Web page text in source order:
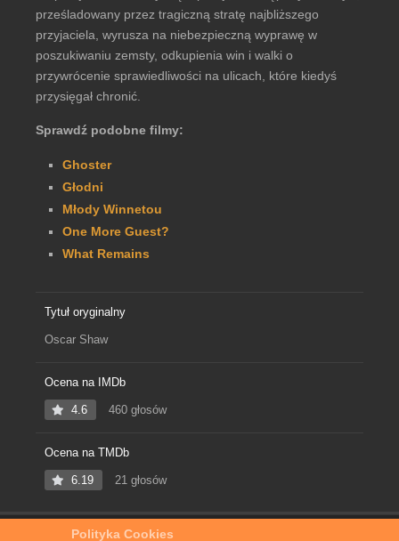
Polityka Cookies
prześladowany przez tragiczną stratę najbliższego
przyjaciela, wyrusza na niebezpieczną wyprawę w
poszukiwaniu zemsty, odkupienia win i walki o
przywrócenie sprawiedliwości na ulicach, które kiedyś
przysięgał chronić.
Sprawdź podobne filmy:
Ghoster
Głodni
Młody Winnetou
One More Guest?
What Remains
Tytuł oryginalny
Oscar Shaw
Ocena na IMDb
4.6 460 głosów
Ocena na TMDb
6.19 21 głosów
Film Online Oscar Shaw